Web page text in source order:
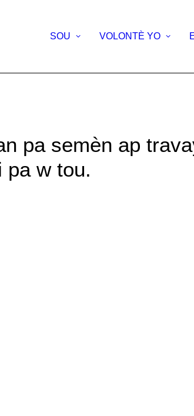
SOU VOLONTÈ YO
pa semèn ap
w tou.